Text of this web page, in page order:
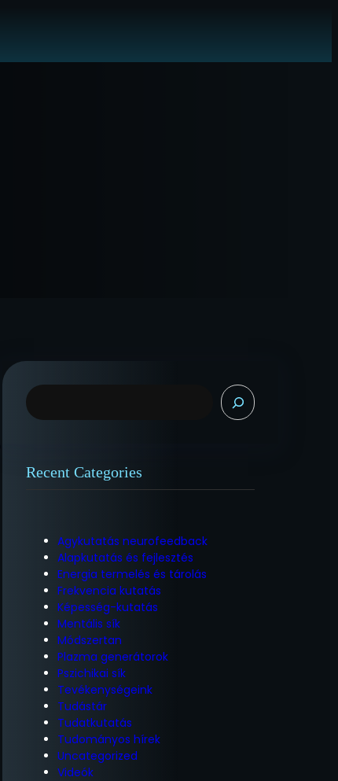
K
e
é
Recent Categories
Agykutatás neurofeedback
Alapkutatás és fejlesztés
Energia termelés és tárolás
Frekvencia kutatás
Képesség-kutatás
Mentális sík
Módszertan
Plazma generátorok
Pszichikai sík
Tevékenységeink
Tudástár
Tudatkutatás
Tudományos hírek
Uncategorized
Videók